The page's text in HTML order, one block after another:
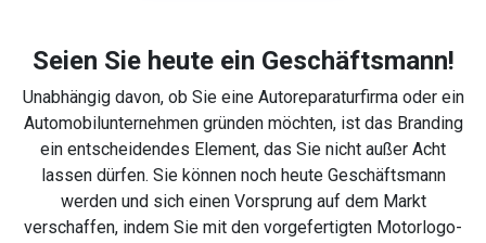
Seien Sie heute ein Geschäftsmann!
Unabhängig davon, ob Sie eine Autoreparaturfirma oder ein
Automobilunternehmen gründen möchten, ist das Branding
ein entscheidendes Element, das Sie nicht außer Acht
lassen dürfen. Sie können noch heute Geschäftsmann
werden und sich einen Vorsprung auf dem Markt
verschaffen, indem Sie mit den vorgefertigten Motorlogo-